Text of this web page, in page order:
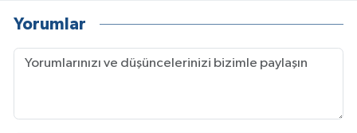
Yorumlar